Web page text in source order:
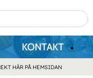
KONTAKT
HÄR PÅ HEMSIDAN